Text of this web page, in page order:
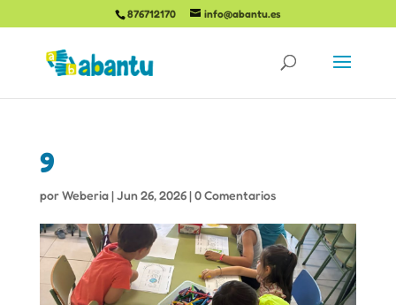
876712170 info@abantu.es
9
porWeberia|Jun 26, 2026|0 Comentarios